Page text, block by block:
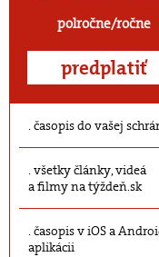
polročne/ročne
predplatiť
časopis do vašej
všetky články, videá
a filmy na týždeň.sk
časopis v iOS a
aplikácii